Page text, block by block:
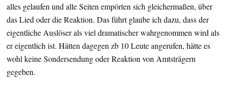
alles gelaufen und alle Seiten empörten sich gleichermaßen, über
das Lied oder die Reaktion. Das führt glaube ich dazu, dass der
eigentliche Auslöser als viel dramatischer wahrgenommen wird als
er eigentlich ist. Hätten dagegen zb 10 Leute angerufen, hätte es
wohl keine Sondersendung oder Reaktion von Amtsträgern
gegeben.